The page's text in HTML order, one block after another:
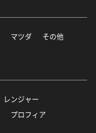
マツダ その他
レンジャー
プロフィア